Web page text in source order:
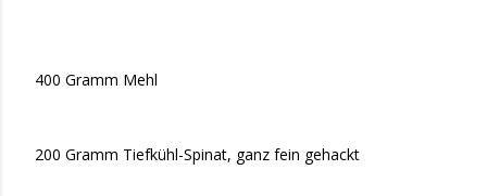
400 Gramm Mehl
200 Gramm Tiefkühl-Spinat, ganz fein gehackt